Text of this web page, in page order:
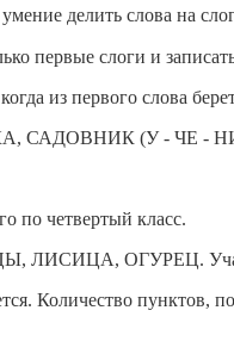
умение делить слова
первые слоги и
из первого слова
САДОВНИК (У - ЧЕ -
по четвертый класс.
ЛИСИЦА, ОГУРЕЦ.
Количество пунктов,